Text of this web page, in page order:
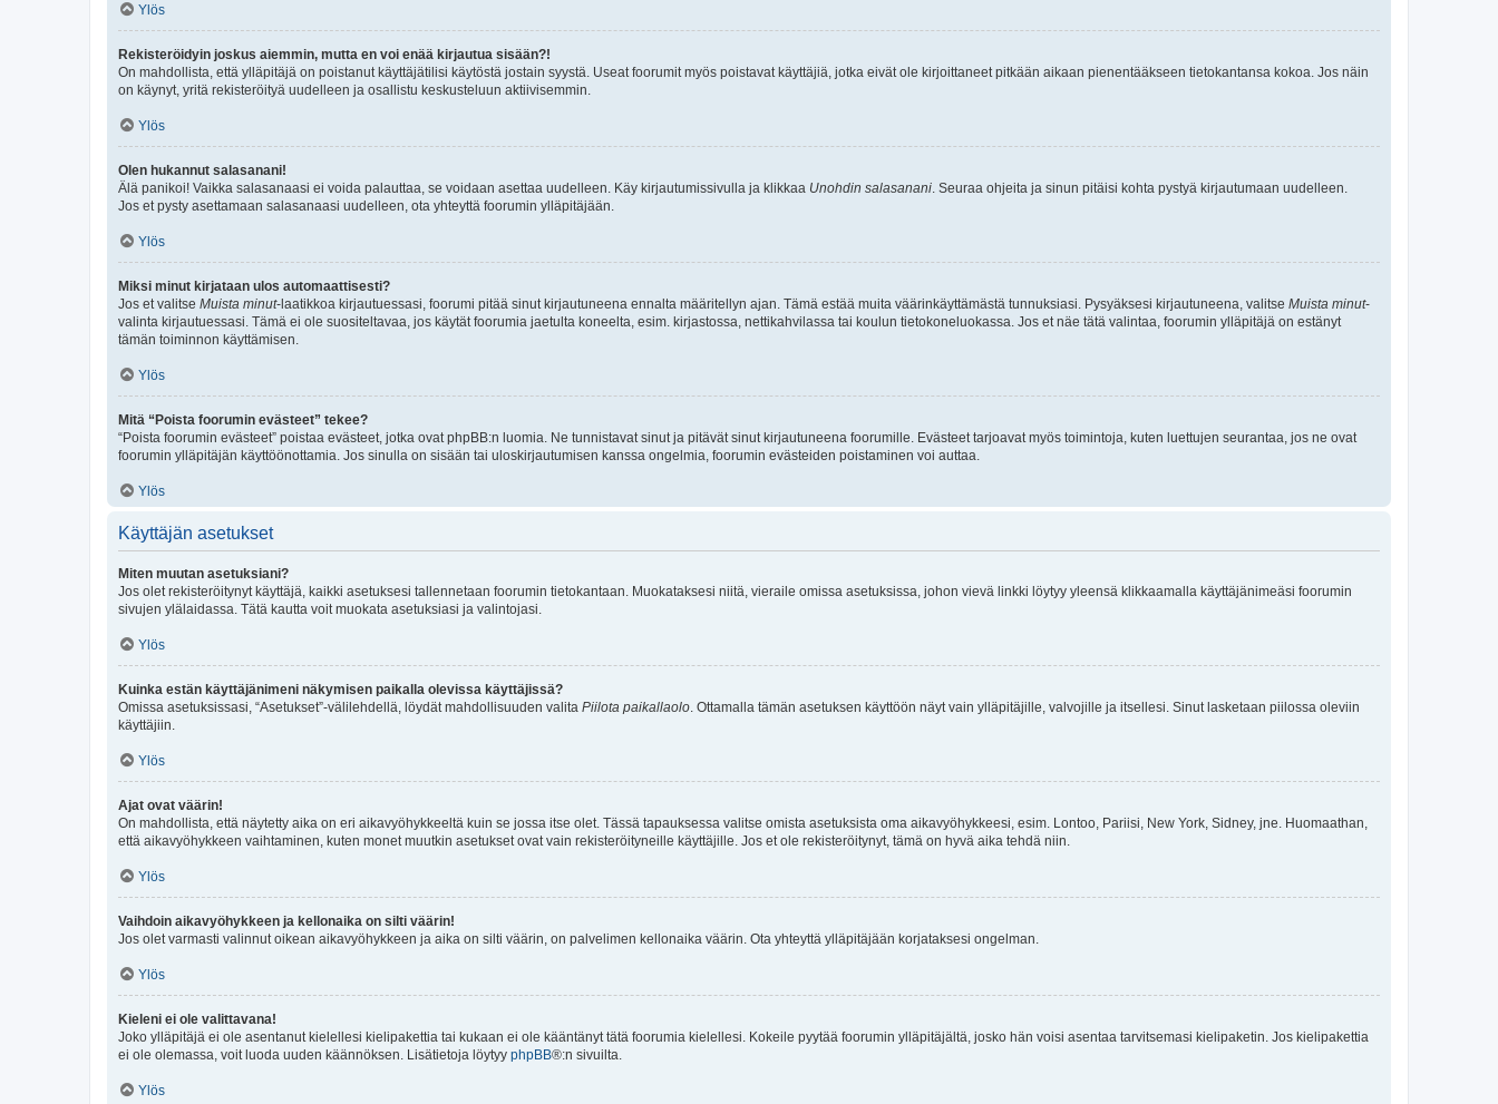
Ylös
Rekisteröidyin joskus aiemmin, mutta en voi enää kirjautua sisään?!
On mahdollista, että ylläpitäjä on poistanut käyttäjätilisi käytöstä jostain syystä. Useat foorumit myös poistavat käyttäjiä, jotka eivät ole kirjoittaneet pitkään aikaan pienentääkseen tietokantansa kokoa. Jos näin
on käynyt, yritä rekisteröityä uudelleen ja osallistu keskusteluun aktiivisemmin.
Ylös
Olen hukannut salasanani!
Älä panikoi! Vaikka salasanaasi ei voida palauttaa, se voidaan asettaa uudelleen. Käy kirjautumissivulla ja klikkaa Unohdin salasanani . Seuraa ohjeita ja sinun pitäisi kohta pystyä kirjautumaan uudelleen.
Jos et pysty asettamaan salasanaasi uudelleen, ota yhteyttä foorumin ylläpitäjään.
Ylös
Miksi minut kirjataan ulos automaattisesti?
Jos et valitse Muista minut-laatikkoa kirjautuessasi, foorumi pitää sinut kirjautuneena ennalta määritellyn ajan. Tämä estää muita väärinkäyttämästä tunnuksiasi. Pysyäksesi kirjautuneena, valitse Muista minut-
valinta kirjautuessasi. Tämä ei ole suositeltavaa, jos käytät foorumia jaetulta koneelta, esim. kirjastossa, nettikahvilassa tai koulun tietokoneluokassa. Jos et näe tätä valintaa, foorumin ylläpitäjä on estänyt
tämän toiminnon käyttämisen.
Ylös
Mitä “Poista foorumin evästeet” tekee?
“Poista foorumin evästeet” poistaa evästeet, jotka ovat phpBB:n luomia. Ne tunnistavat sinut ja pitävät sinut kirjautuneena foorumille. Evästeet tarjoavat myös toimintoja, kuten luettujen seurantaa, jos ne ovat
foorumin ylläpitäjän käyttöönottamia. Jos sinulla on sisään tai uloskirjautumisen kanssa ongelmia, foorumin evästeiden poistaminen voi auttaa.
Ylös
Käyttäjän asetukset
Miten muutan asetuksiani?
Jos olet rekisteröitynyt käyttäjä, kaikki asetuksesi tallennetaan foorumin tietokantaan. Muokataksesi niitä, vieraile omissa asetuksissa, johon vievä linkki löytyy yleensä klikkaamalla käyttäjänimeäsi foorumin
sivujen ylälaidassa. Tätä kautta voit muokata asetuksiasi ja valintojasi.
Ylös
Kuinka estän käyttäjänimeni näkymisen paikalla olevissa käyttäjissä?
Omissa asetuksissasi, “Asetukset”-välilehdellä, löydät mahdollisuuden valita Piilota paikallaolo . Ottamalla tämän asetuksen käyttöön näyt vain ylläpitäjille, valvojille ja itsellesi. Sinut lasketaan piilossa oleviin
käyttäjiin.
Ylös
Ajat ovat väärin!
On mahdollista, että näytetty aika on eri aikavyöhykkeeltä kuin se jossa itse olet. Tässä tapauksessa valitse omista asetuksista oma aikavyöhykkeesi, esim. Lontoo, Pariisi, New York, Sidney, jne. Huomaathan,
että aikavyöhykkeen vaihtaminen, kuten monet muutkin asetukset ovat vain rekisteröityneille käyttäjille. Jos et ole rekisteröitynyt, tämä on hyvä aika tehdä niin.
Ylös
Vaihdoin aikavyöhykkeen ja kellonaika on silti väärin!
Jos olet varmasti valinnut oikean aikavyöhykkeen ja aika on silti väärin, on palvelimen kellonaika väärin. Ota yhteyttä ylläpitäjään korjataksesi ongelman.
Ylös
Kieleni ei ole valittavana!
Joko ylläpitäjä ei ole asentanut kielellesi kielipakettia tai kukaan ei ole kääntänyt tätä foorumia kielellesi. Kokeile pyytää foorumin ylläpitäjältä, josko hän voisi asentaa tarvitsemasi kielipaketin. Jos kielipakettia
ei ole olemassa, voit luoda uuden käännöksen. Lisätietoja löytyy phpBB®:n sivuilta.
Ylös